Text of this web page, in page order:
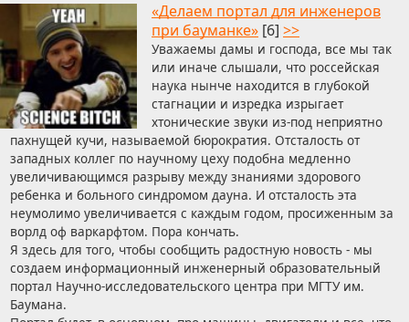
«Делаем портал для инженеров
при бауманке» [6] >>
Уважаемы дамы и господа, все мы так
или иначе слышали, что россейская
наука нынче находится в глубокой
стагнации и изредка изрыгает
хтонические звуки из-под неприятно
пахнущей кучи, называемой бюрократия. Отсталость от
западных коллег по научному цеху подобна медленно
увеличивающимся разрыву между знаниями здорового
ребенка и больного синдромом дауна. И отсталость эта
неумолимо увеличивается с каждым годом, просиженным за
ворлд оф варкарфтом. Пора кончать.
Я здесь для того, чтобы сообщить радостную новость - мы
создаем информационный инженерный образовательный
портал Научно-исследовательского центра при МГТУ им.
Баумана.